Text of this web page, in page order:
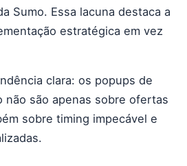
Sumo. Essa lacuna destaca a
estratégica em vez
clara: os popups de
não são apenas sobre ofertas
sobre timing impecável e